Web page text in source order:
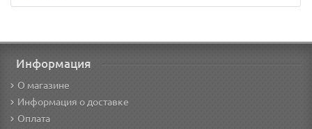
Информация
О магазине
Информация о доставке
Оплата